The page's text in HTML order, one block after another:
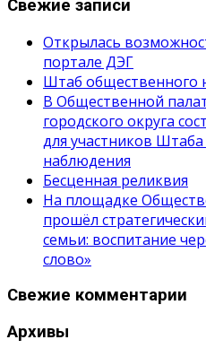
Свежие записи
Открылась
портале ДЭГ
Штаб общественного
В Общественной
городского округа
для участников
наблюдения
Бесценная реликвия
На площадке
прошёл
семьи: воспитание
слово»
Свежие комментарии
Архивы